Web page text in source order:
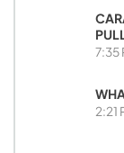
7:35
2:21